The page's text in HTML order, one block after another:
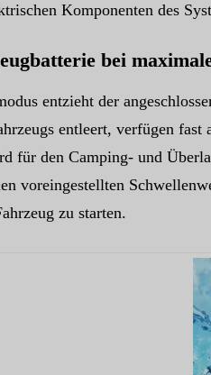
Komponenten des
bei
entzieht der
entleert, verfügen
für den Camping- und
voreingestellten
zu starten.